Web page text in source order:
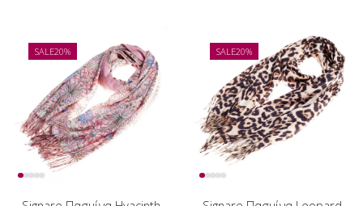
Water
Lily
ποσότητα
SALE20% SALE20%